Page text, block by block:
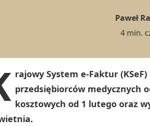
Paweł
4 min.
rajowy System e-Faktur
przedsiębiorców medycznych
kosztowych od 1 lutego oraz